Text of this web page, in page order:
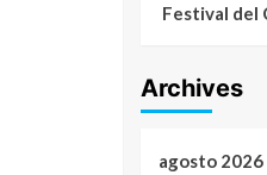
Festival del
Archives
agosto 2026